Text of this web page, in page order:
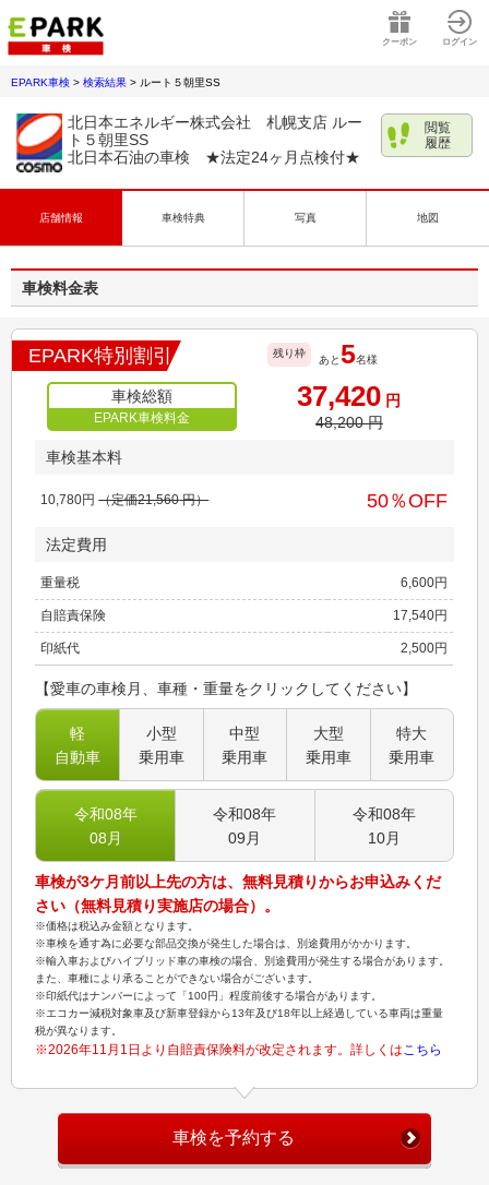
クーポン ログイン
EPARK車検 > 検索結果 > ルート５朝里SS
北日本エネルギー株式会社 札幌支店 ルー
ト５朝里SS
北日本石油の車検 ★法定24ヶ月点検付★
閲覧
履歴
店舗情報 車検特典 写真 地図
車検料金表
EPARK特別割引 残り枠
あと5名様
車検総額
EPARK車検料金
37,420 円
48,200円
車検基本料
10,780円 （定価21,560円） 50％OFF
法定費用
重量税 6,600円
自賠責保険 17,540円
印紙代 2,500円
【愛車の車検月、車種・重量をクリックしてください】
軽
自動車
小型
乗用車
中型
乗用車
大型
乗用車
特大
乗用車
令和08年
08 月
令和08年
09 月
令和08年
10月
車検が3ケ月前以上先の方は、無料見積りからお申込みくだ
さい（無料見積り実施店の場合）。
※価格は税込み金額となります。
※車検を通す為に必要な部品交換が発生した場合は、別途費用がかかります。
※輸入車およびハイブリッド車の車検の場合、別途費用が発生する場合があります。
また、車種により承ることができない場合がございます。
※印紙代はナンバーによって「100円」程度前後する場合があります。
※エコカー減税対象車及び新車登録から13年及び18年以上経過している車両は重量
税が異なります。
※2026年11月1日より自賠責保険料が改定されます。詳しくは こちら
車検を予約する